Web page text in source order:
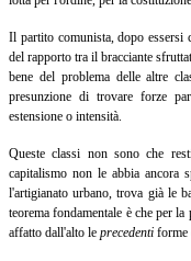
Il partito comunista, dopo essersi
del rapporto tra il bracciante
bene del problema delle altre
presunzione di trovare forze
estensione o intensità.
Queste classi non sono che
capitalismo non le abbia ancora
l'artigianato urbano, trova già le
teorema fondamentale è che per
affatto dall'alto le precedenti forme